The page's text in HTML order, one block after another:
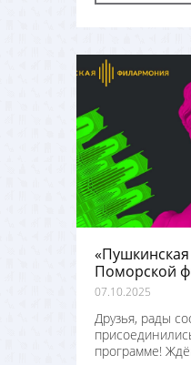
«Пушкинская
Поморской
07.10.2025
Друзья, рады
программе!